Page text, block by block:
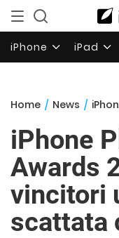
iPhone iPad
Home / News / iPhone
iPhone
Awards
vincitori
scattata